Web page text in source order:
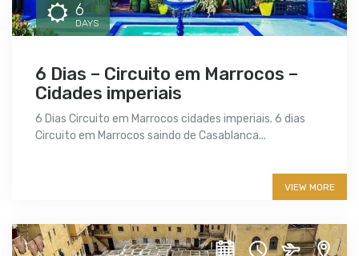
6
DAYS
6 Dias – Circuito em Marrocos –
Cidades imperiais
6 Dias Circuito em Marrocos cidades imperiais. 6 dias
Circuito em Marrocos saindo de Casablanca...
VIEW MORE